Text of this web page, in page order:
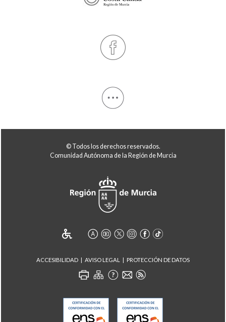
© Todos los derechos reservados.
Comunidad Autónoma de la Región de Murcia
ACCESIBILIDAD AVISO LEGAL PROTECCIÓN DE DATOS